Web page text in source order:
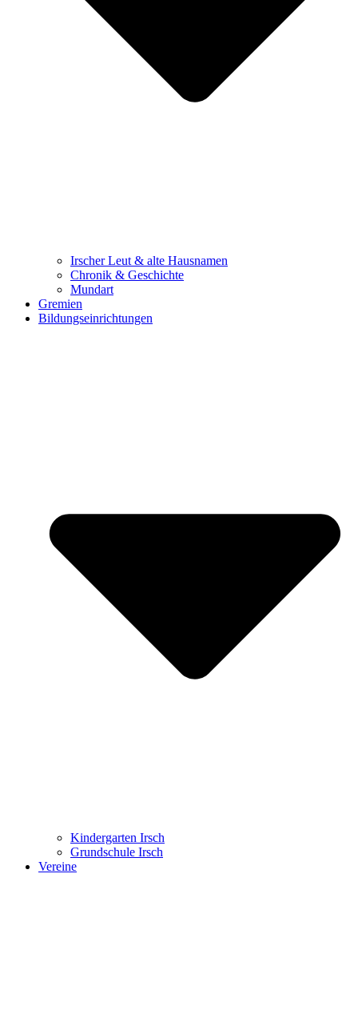
Irscher Leut & alte Hausnamen
Chronik & Geschichte
Mundart
Gremien
Bildungseinrichtungen
Kindergarten Irsch
Grundschule Irsch
Vereine